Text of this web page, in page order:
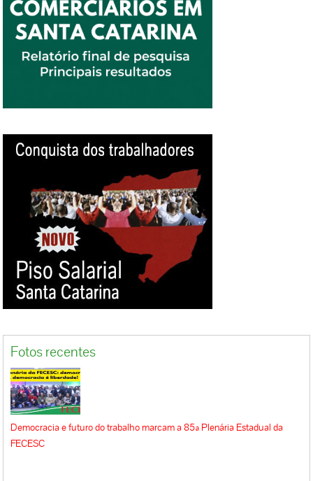
Fotos recentes
Democracia e futuro do trabalho marcam a 85ª Plenária Estadual da
FECESC